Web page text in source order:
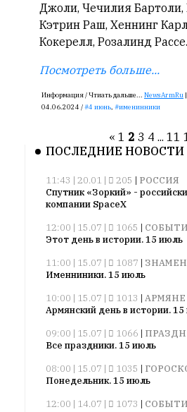
Джоли, Чечилия Бартоли,
Кэтрин Раш, Хеннинг
Кокерелл, Розалинд
Посмотреть больше...
Информация /Чтиать дальше... NewsArmRu |
04.06.2024 /
4 июнь, именинники
« 1 2 3 4 ... 11
ПОСЛЕДНИЕ НОВОСТИ
11:43 | 20.01 | 205 | РОССИЯ
Спутник «Зоркий» -
компании SpaceX
12:00 | 15.07 |
1065 |
Этот день в истории. 15 июль
11:00 | 15.07 |
1087 |
Именниники. 15 июль
10:00 | 15.07 |
1013 | АРМЯНЕ
Армянский день в истории.
09:00 | 15.07 |
1066 |
Все праздники. 15 июль
08:00 | 15.07 |
1035 |
Понедельник. 15 июль
12:00 | 14.07 |
1073 |